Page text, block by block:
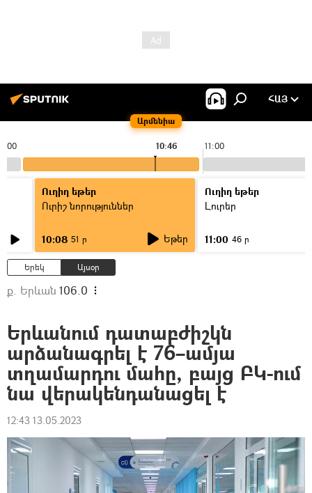
Արմենիա
ՀԱՅ
11:00
10:46
Ուղիղ եթեր
Ուրիշ նորություններ
10:08 51 ր Եթեր
Ուղիղ եթեր
Լուրեր
11:00 46 ր
Երեկ Այսօր
ք. Երևան 106.0
Երևանում դատաբժիշկն
արձանագրել է 76–ամյա
տղամարդու մահը, բայց ԲԿ-ում
նա վերակենդանացել է
12:43 13.05.2023